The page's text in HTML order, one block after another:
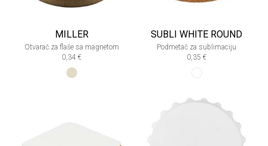
MILLER
Otvarač za flaše sa magnetom
0,34 €
SUBLI WHITE ROUND
Podmetač za sublimaciju
0,35 €